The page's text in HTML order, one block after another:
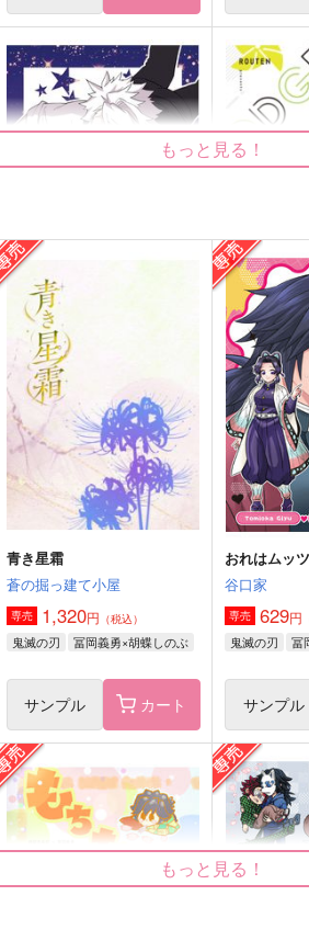
令和組曲
あけにたつ
1,022円 （税込）
冨岡義勇×不死川実弥
作品詳細
浪転
787円（税込
不死川実弥
サンプル
頭痛再録集 虹
頭痛
1,650円（税込）
ひねもすの
2,299円（税
もっと見る！
青き星霜
蒼の掘っ建て小屋
専売 1,320円 （税込）
鬼滅の刃 冨岡義勇×胡蝶しのぶ
サンプル カート
おれはムッ
谷口家
専売 629円
鬼滅の刃 冨
サンプル
もっと見る！